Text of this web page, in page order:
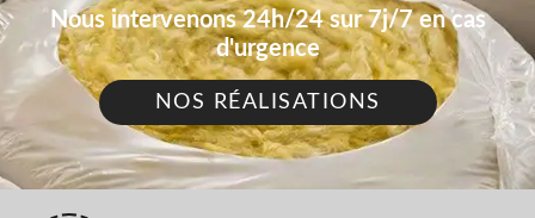
Nous intervenons 24h/24 sur 7j/7 en cas
d'urgence
NOS RÉALISATIONS